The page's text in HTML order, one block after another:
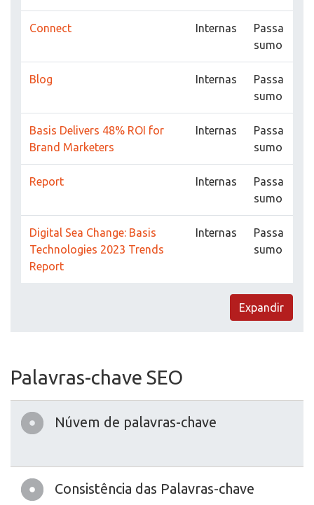
Connect Internas
Passa
sumo
Blog Internas
Passa
sumo
Basis Delivers 48% ROI for
Brand Marketers
Internas
Passa
sumo
Report Internas
Passa
sumo
Digital Sea Change: Basis
Technologies 2023 Trends
Report
Internas
Passa
sumo
Expandir
Palavras-chave SEO
Núvem de palavras-chave
Consistência das Palavras-chave